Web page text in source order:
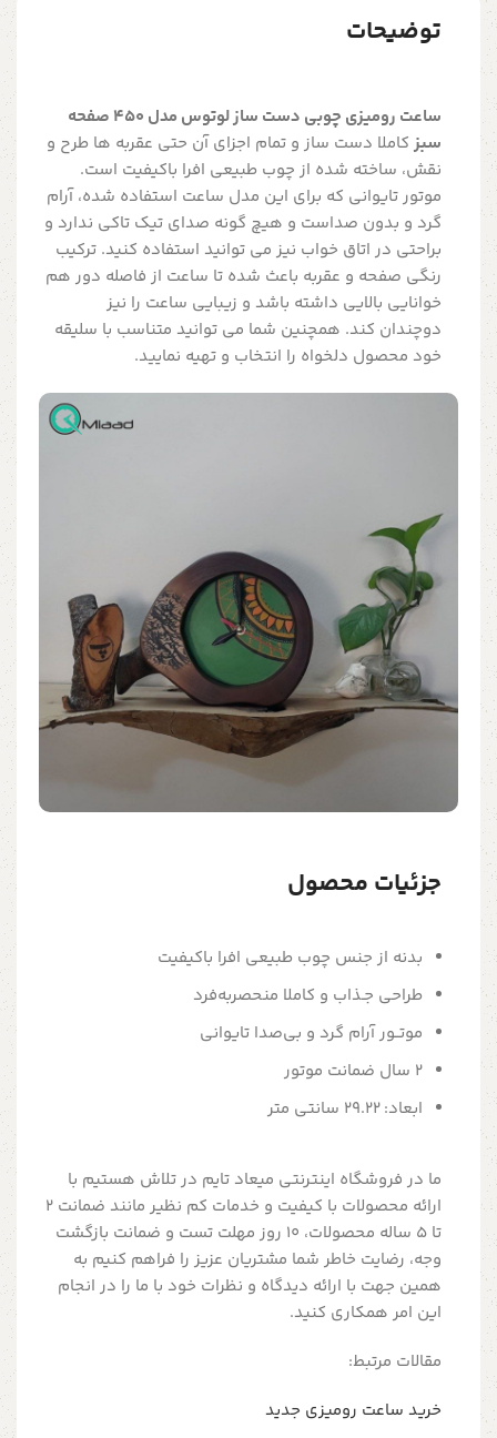
توضیحات
ساعت رومیزی چوبی دست ساز لوتوس مدل 450 صفحه
سبز کاملا دست ساز و تمام اجزای آن حتی عقربه ها طرح و
نقش، ساخته شده از چوب طبیعی افرا باکیفیت است.
موتور تایوانی که برای این مدل ساعت استفاده شده، آرام
گرد و بدون صداست و هیچ گونه صدای تیک تاکی ندارد و
براحتی در اتاق خواب نیز می توانید استفاده کنید. ترکیب
رنگی صفحه و عقربه باعث شده تا ساعت از فاصله دور هم
خوانایی بالایی داشته باشد و زیبایی ساعت را نیز
دوچندان کند. همچنین شما می توانید متناسب با سلیقه
خود محصول دلخواه را انتخاب و تهیه نمایید.
جزئیات محصول
بدنه از جنس چوب طبیعی افرا باکیفیت
طراحی جـذاب و کاملا منحصربه‌فرد
موتــور آرام گرد و بی‌صدا تایوانی
2 سال ضمانت موتور
ابعاد: 29.22 سانتی متر
ما در فروشگاه اینترنتی میعاد تایم در تلاش هستیم با
ارائه محصولات با کیفیت و خدمات کم نظیر مانند ضمانت 2
تا 5 ساله محصولات، 10 روز مهلت تست و ضمانت بازگشت
وجه، رضایت خاطر شما مشتریان عزیز را فراهم کنیم به
همین جهت با ارائه دیدگاه و نظرات خود با ما را در انجام
این امر همکاری کنید.
مقالات مرتبط:
خرید ساعت رومیزی جدید